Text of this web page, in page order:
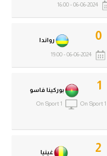
غينيا 2
بوركينا فاسو 1
On Sport 1
On Sport 1
رواندا 0
06-06-2024 - 19:00
06-06-2024 - 16:00